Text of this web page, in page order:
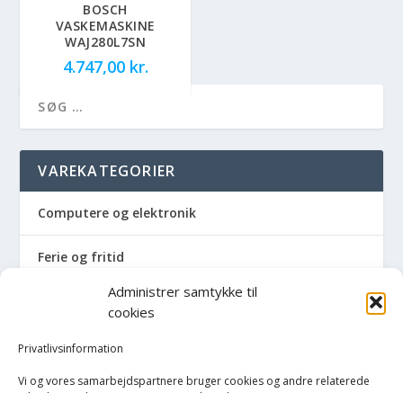
Administrer samtykke til
cookies
Privatlivsinformation
Vi og vores samarbejdspartnere bruger cookies og andre relaterede
BOSCH
VASKEMASKINE
WAJ280L7SN
4.747,00 kr.
VAREKATEGORIER
Computere og elektronik
Ferie og fritid
Hus og have
Havemaskiner
Hvidevarer